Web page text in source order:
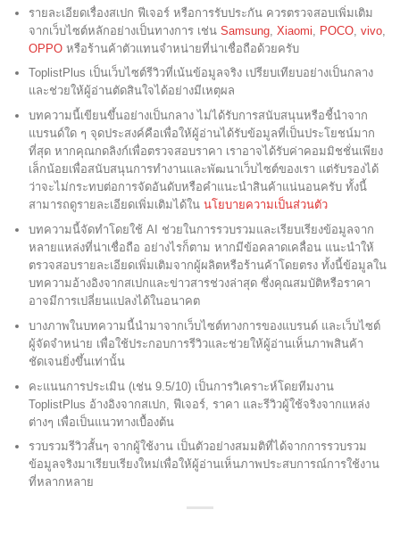
รายละเอียดเรื่องสเปก ฟีเจอร์ หรือการรับประกัน ควรตรวจสอบเพิ่มเติม
จากเว็บไซต์หลักอย่างเป็นทางการ เช่น Samsung, Xiaomi POCO, vivo,
OPPOหรือร้านค้าตัวแทนจำหน่ายที่น่าเชื่อถือด้วยครับ
ToplistPlus เป็นเว็บไซต์รีวิวที่เน้นข้อมูลจริง เปรียบเทียบอย่างเป็นกลาง
และช่วยให้ผู้อ่านตัดสินใจได้อย่างมีเหตุผล
บทความนี้เขียนขึ้นอย่างเป็นกลาง ไม่ได้รับการสนับสนุนหรือชี้นำจาก
แบรนด์ใด ๆ จุดประสงค์คือเพื่อให้ผู้อ่านได้รับข้อมูลที่เป็นประโยชน์มาก
ที่สุด หากคุณกดลิงก์เพื่อตรวจสอบราคา เราอาจได้รับค่าคอมมิชชั่นเพียง
เล็กน้อยเพื่อสนับสนุนการทำงานและพัฒนาเว็บไซต์ของเรา แต่รับรองได้
ว่าจะไม่กระทบต่อการจัดอันดับหรือคำแนะนำสินค้าแน่นอนครับ ทั้งนี้
สามารถดูรายละเอียดเพิ่มเติมได้ใน นโยบายความเป็นส่วนตัว
บทความนี้จัดทำโดยใช้ AI ช่วยในการรวบรวมและเรียบเรียงข้อมูลจาก
หลายแหล่งที่น่าเชื่อถือ อย่างไรก็ตาม หากมีข้อคลาดเคลื่อน แนะนำให้
ตรวจสอบรายละเอียดเพิ่มเติมจากผู้ผลิตหรือร้านค้าโดยตรง ทั้งนี้ข้อมูลใน
บทความอ้างอิงจากสเปกและข่าวสารช่วงล่าสุด ซึ่งคุณสมบัติหรือราคา
อาจมีการเปลี่ยนแปลงได้ในอนาคต
บางภาพในบทความนี้นำมาจากเว็บไซต์ทางการของแบรนด์ และเว็บไซต์
ผู้จัดจำหน่าย เพื่อใช้ประกอบการรีวิวและช่วยให้ผู้อ่านเห็นภาพสินค้า
ชัดเจนยิ่งขึ้นเท่านั้น
คะแนนการประเมิน (เช่น 9.5/10) เป็นการวิเคราะห์โดยทีมงาน
ToplistPlus อ้างอิงจากสเปก, ฟีเจอร์, ราคา และรีวิวผู้ใช้จริงจากแหล่ง
ต่างๆ เพื่อเป็นแนวทางเบื้องต้น
รวบรวมรีวิวสั้นๆ จากผู้ใช้งาน เป็นตัวอย่างสมมติที่ได้จากการรวบรวม
ข้อมูลจริงมาเรียบเรียงใหม่เพื่อให้ผู้อ่านเห็นภาพประสบการณ์การใช้งาน
ที่หลากหลาย